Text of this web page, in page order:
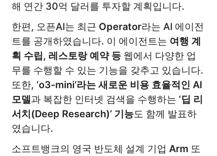
해 연간 30억 달러를 투자할 계획입니다.
한편, 오픈AI는 최근 Operator라는 AI 에이전
트를 공개하였습니다. 이 에이전트는 여행 계
획 수립, 레스토랑 예약 등 웹에서 다양한 업
무를 수행할 수 있는 기능을 갖추고 있습니다.
또한, ‘o3-mini’라는 새로운 비용 효율적인 AI
모델과 복잡한 인터넷 검색을 수행하는 ‘딥 리
서치(Deep Research)’ 기능도 함께 발표하
였습니다.
소프트뱅크의 영국 반도체 설계 기업 Arm 또